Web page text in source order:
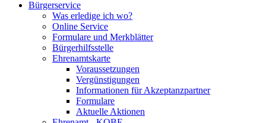
Bürgerservice
Was erledige ich wo?
Online Service
Formulare und Merkblätter
Bürgerhilfsstelle
Ehrenamtskarte
Voraussetzungen
Vergünstigungen
Informationen für Akzeptanzpartner
Formulare
Aktuelle Aktionen